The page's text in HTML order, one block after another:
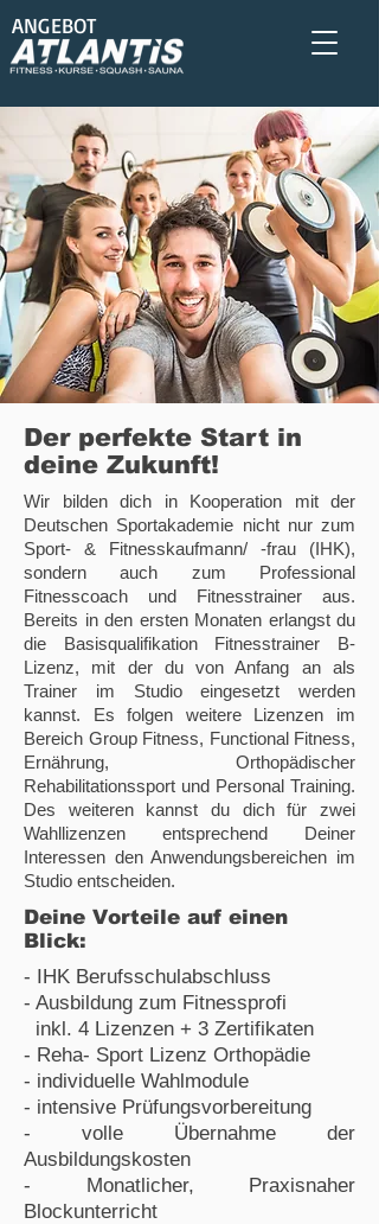
ANGEBOT
Der perfekte Start in
deine Zukunft!
Wir bilden dich in Kooperation mit der
Deutschen Sportakademie nicht nur zum
Sport- & Fitnesskaufmann/ -frau (IHK),
sondern auch zum Professional
Fitnesscoach und Fitnesstrainer aus.
Bereits in den ersten Monaten erlangst du
die Basisqualifikation Fitnesstrainer B-
Lizenz, mit der du von Anfang an als
Trainer im Studio eingesetzt werden
kannst. Es folgen weitere Lizenzen im
Bereich Group Fitness, Functional Fitness,
Ernährung, Orthopädischer
Rehabilitationssport und Personal Training.
Des weiteren kannst du dich für zwei
Wahllizenzen entsprechend Deiner
Interessen den Anwendungsbereichen im
Studio entscheiden.
Deine Vorteile auf einen
Blick:
- IHK Berufsschulabschluss
- Ausbildung zum Fitnessprofi
inkl. 4 Lizenzen + 3 Zertifikaten
- Reha- Sport Lizenz Orthopädie
- individuelle Wahlmodule
- intensive Prüfungsvorbereitung
- volle Übernahme der
Ausbildungskosten
- Monatlicher, Praxisnaher
Blockunterricht